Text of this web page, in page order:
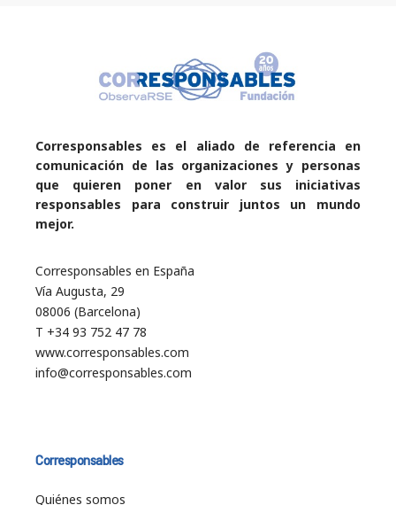
Corresponsables es el aliado de referencia en
comunicación de las organizaciones y personas
que quieren poner en valor sus iniciativas
responsables para construir juntos un mundo
mejor.
Corresponsables en España
Vía Augusta, 29
08006 (Barcelona)
T +34 93 752 47 78
www.corresponsables.com
info@corresponsables.com
Corresponsables
Quiénes somos